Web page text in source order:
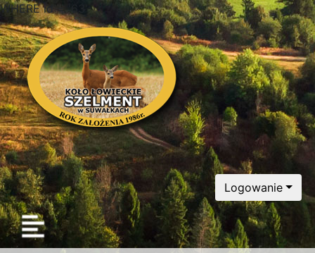
WHERE id = '63'
Logowanie